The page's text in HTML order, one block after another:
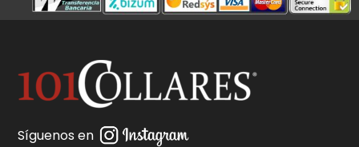
Síguenos en